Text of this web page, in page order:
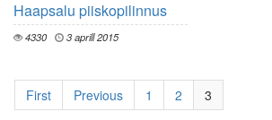
Haapsalu piiskopilinnus
4330 3 aprill 2015
First Previous 1 2 3